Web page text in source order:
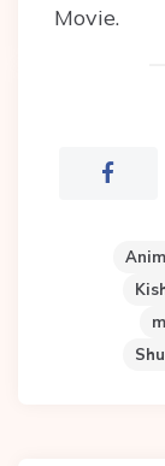
Movie.